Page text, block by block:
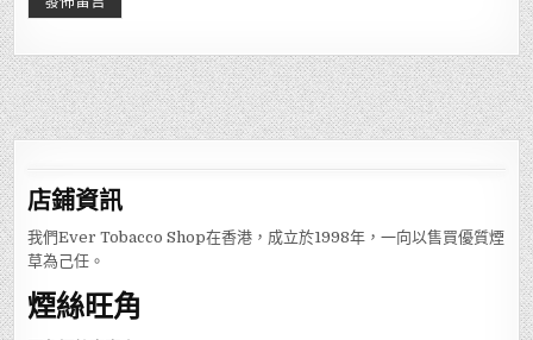
店鋪資訊
我們Ever Tobacco Shop在香港，成立於1998年，一向以售買優質煙
草為己任。
煙絲旺角